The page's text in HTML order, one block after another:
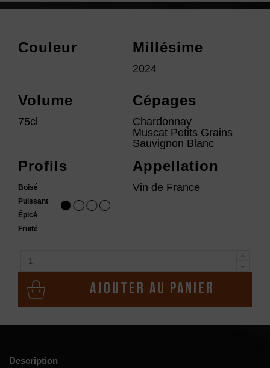
Couleur Millésime
2024
Volume
75cl
Cépages
Chardonnay
Muscat Petits Grains
Sauvignon Blanc
Profils
Boisé
Puissant
Épicé
Fruité
Appellation
Vin de France
Ajouter au panier
Description